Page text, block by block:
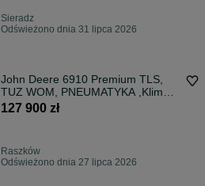
Sieradz
Odświeżono dnia 31 lipca 2026
John Deere 6910 Premium TLS,
TUZ WOM, PNEUMATYKA ,Klima
Niemcy Nowe opony tyl 650
127 900 zł
Raszków
Odświeżono dnia 27 lipca 2026